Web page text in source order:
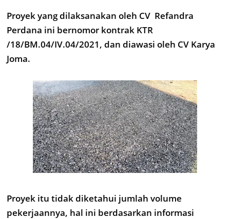
Proyek yang dilaksanakan oleh CV Refandra
Perdana ini bernomor kontrak KTR
/18/BM.04/IV.04/2021, dan diawasi oleh CV Karya
Joma.
Proyek itu tidak diketahui jumlah volume
pekerjaannya, hal ini berdasarkan informasi